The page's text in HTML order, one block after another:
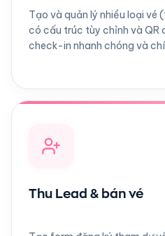
Tạo và quản lý nhiều loại vé
có cấu trúc tùy chỉnh và QR
check-in nhanh chóng và
Thu Lead & bán vé